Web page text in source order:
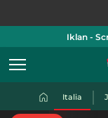
Iklan -
Italia